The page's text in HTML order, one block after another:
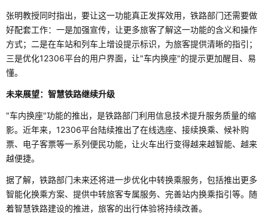
张明教授同时指出，要让这一功能真正发挥效用，铁路部门还需要做
好配套工作：一是加强宣传，让更多旅客了解这一功能的含义和操作
方式；二是在车站和列车上增设提示标识，为旅客提供清晰的指引；
三是优化12306平台的用户界面，让"车内换座"的提示更加醒目、易
懂。
未来展望：智慧铁路继续升级
"车内换座"功能的推出，是铁路部门利用信息技术提升服务质量的缩
影。近年来，12306平台陆续推出了在线选座、接续换乘、候补购
票、电子客票等一系列便民功能，让火车出行变得越来越智能、越来
越便捷。
据了解，铁路部门未来还将进一步优化中转换乘服务，包括推出更多
智能化换乘方案、提供中转旅客专属服务、完善站内换乘指引等。随
着智慧铁路建设的推进，旅客的出行体验将持续改善。